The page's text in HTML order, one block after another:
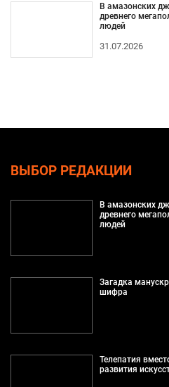
В амазонских
древнего
людей
31.07.2026
ВЫБОР РЕДАКЦИИ
В амазонских
древнего
людей
Загадка
шифра
Телепатия
развития